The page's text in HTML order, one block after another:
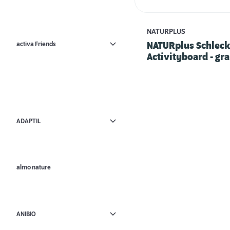
activa Friends
ADAPTIL
almo nature
ANIBIO
NATURPLUS
NATURplus Schleck
Activityboard -